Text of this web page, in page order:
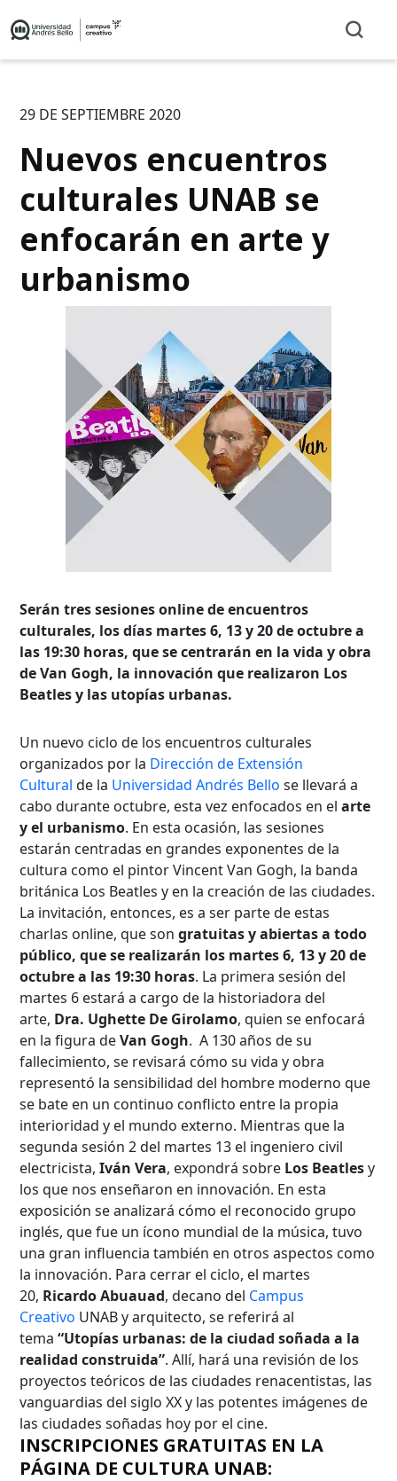
29 DE SEPTIEMBRE 2020
Nuevos encuentros
culturales UNAB se
enfocarán en arte y
urbanismo
Serán tres sesiones online de encuentros
culturales, los días martes 6, 13 y 20 de octubre a
las 19:30 horas, que se centrarán en la vida y obra
de Van Gogh, la innovación que realizaron Los
Beatles y las utopías urbanas.
Un nuevo ciclo de los encuentros culturales
organizados por la Dirección de Extensión
Cultural de la Universidad Andrés Bello se llevará a
cabo durante octubre, esta vez enfocados en el arte
y el urbanismo. En esta ocasión, las sesiones
estarán centradas en grandes exponentes de la
cultura como el pintor Vincent Van Gogh, la banda
británica Los Beatles y en la creación de las ciudades.
La invitación, entonces, es a ser parte de estas
charlas online, que songratuitas y abiertas a todo
público, que se realizarán los martes 6, 13 y 20 de
octubre a las 19:30 horas. La primera sesión del
martes 6 estará a cargo de la historiadora del
arte, Dra. Ughette De Girolamo, quien se enfocará
en la figura deVan Gogh. A 130 años de su
fallecimiento, se revisará cómo su vida y obra
representó la sensibilidad del hombre moderno que
se bate en un continuo conflicto entre la propia
interioridad y el mundo externo. Mientras que la
segunda sesión 2 del martes 13 el ingeniero civil
electricista,Iván Vera, expondrá sobre Los Beatlesy
los que nos enseñaron en innovación. En esta
exposición se analizará cómo el reconocido grupo
inglés, que fue un ícono mundial de la música, tuvo
una gran influencia también en otros aspectos como
la innovación. Para cerrar el ciclo, el martes
20, Ricardo Abuauad, decano del Campus
Creativo UNAB y arquitecto, se referirá al
tema“Utopías urbanas: de la ciudad soñada a la
realidad construida”. Allí, hará una revisión de los
proyectos teóricos de las ciudades renacentistas, las
vanguardias del siglo XX y las potentes imágenes de
las ciudades soñadas hoy por el cine.
INSCRIPCIONES GRATUITAS EN LA
PÁGINA DE CULTURA UNAB:
Búsqueda Avanzada
Carrera
Palabra clave